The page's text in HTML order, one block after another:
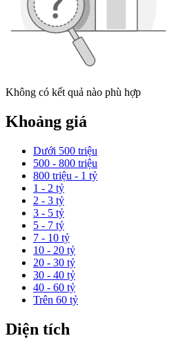
Không có kết quả nào phù hợp
Khoảng giá
Dưới 500 triệu
500 - 800 triệu
800 triệu - 1 tỷ
1 - 2 tỷ
2 - 3 tỷ
3 - 5 tỷ
5 - 7 tỷ
7 - 10 tỷ
10 - 20 tỷ
20 - 30 tỷ
30 - 40 tỷ
40 - 60 tỷ
Trên 60 tỷ
Diện tích